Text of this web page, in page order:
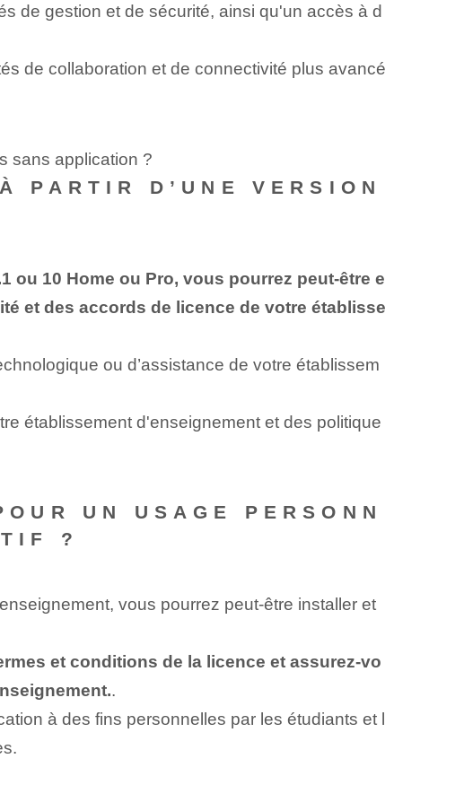
de gestion et de sécurité, ainsi qu'un accès à d
de collaboration et de connectivité plus avancé
sans application ?
PARTIR D’UNE VERSION
ou 10 Home ou Pro, vous pourrez peut-être e
et des accords de licence de votre établisse
ou d’assistance de votre établissem
établissement d'enseignement et des politique
UN USAGE PERSONN
?
vous pourrez peut-être installer et
et conditions de la licence et assurez-vo
.
à des fins personnelles par les étudiants et l